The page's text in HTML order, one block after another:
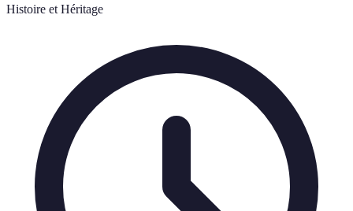
Histoire et Héritage